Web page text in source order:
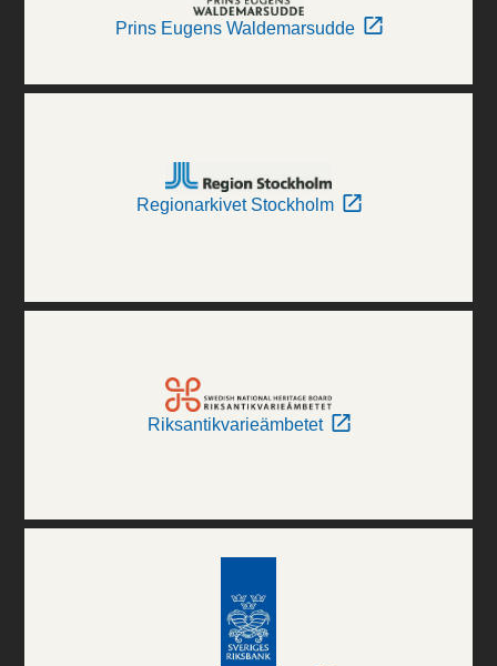
Prins Eugens Waldemarsudde
Regionarkivet Stockholm
Riksantikvarieämbetet